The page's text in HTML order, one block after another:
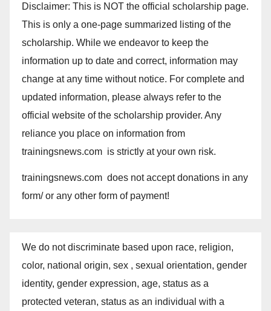
Disclaimer: This is NOT the official scholarship page.
This is only a one-page summarized listing of the
scholarship. While we endeavor to keep the
information up to date and correct, information may
change at any time without notice. For complete and
updated information, please always refer to the
official website of the scholarship provider. Any
reliance you place on information from
trainingsnews.com is strictly at your own risk.
trainingsnews.com does not accept donations in any
form/ or any other form of payment!
We do not discriminate based upon race, religion,
color, national origin, sex , sexual orientation, gender
identity, gender expression, age, status as a
protected veteran, status as an individual with a